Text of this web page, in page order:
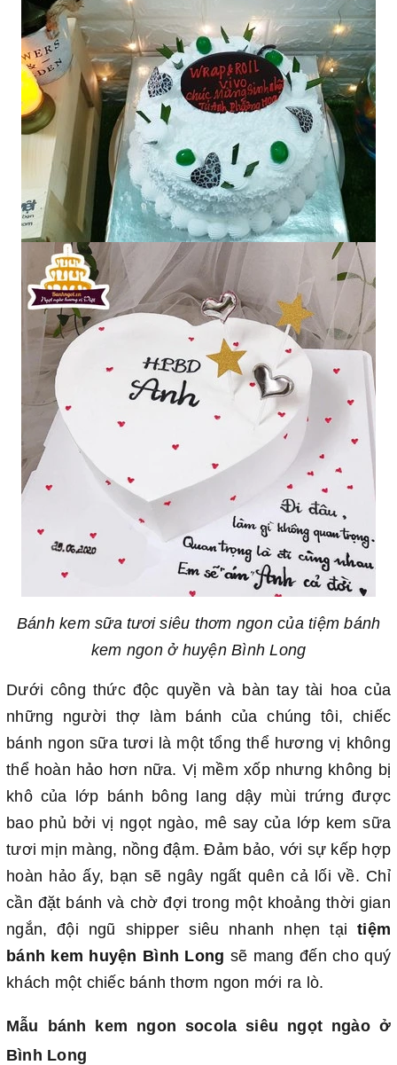
Bánh kem sữa tươi siêu thơm ngon của tiệm bánh
kem ngon ở huyện Bình Long
Dưới công thức độc quyền và bàn tay tài hoa của
những người thợ làm bánh của chúng tôi, chiếc
bánh ngon sữa tươi là một tổng thể hương vị không
thể hoàn hảo hơn nữa. Vị mềm xốp nhưng không bị
khô của lớp bánh bông lang dậy mùi trứng được
bao phủ bởi vị ngọt ngào, mê say của lớp kem sữa
tươi mịn màng, nồng đậm. Đảm bảo, với sự kếp hợp
hoàn hảo ấy, bạn sẽ ngây ngất quên cả lối về. Chỉ
cần đặt bánh và chờ đợi trong một khoảng thời gian
ngắn, đội ngũ shipper siêu nhanh nhẹn tại tiệm
bánh kem huyện Bình Long sẽ mang đến cho quý
khách một chiếc bánh thơm ngon mới ra lò.
Mẫu bánh kem ngon socola siêu ngọt ngào ở
Bình Long